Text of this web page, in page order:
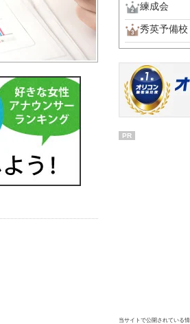
練成会
秀英予備校
PR
当サイトで公開されている